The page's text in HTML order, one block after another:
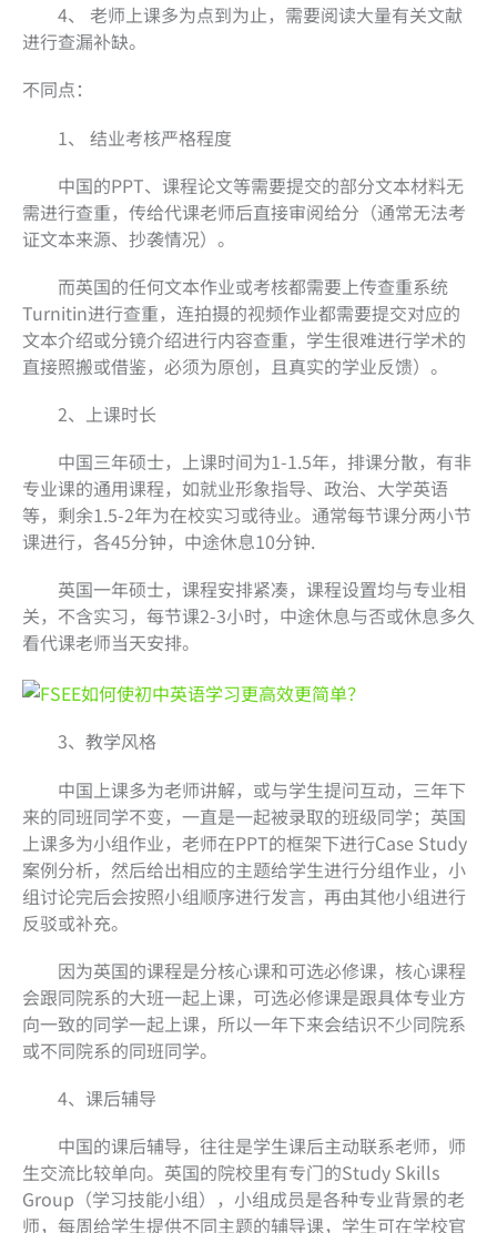
4、 老师上课多为点到为止，需要阅读大量有关文献
进行查漏补缺。
不同点：
1、 结业考核严格程度
中国的PPT、课程论文等需要提交的部分文本材料无
需进行查重，传给代课老师后直接审阅给分（通常无法考
证文本来源、抄袭情况）。
而英国的任何文本作业或考核都需要上传查重系统
Turnitin进行查重，连拍摄的视频作业都需要提交对应的
文本介绍或分镜介绍进行内容查重，学生很难进行学术的
直接照搬或借鉴，必须为原创，且真实的学业反馈）。
2、上课时长
中国三年硕士，上课时间为1-1.5年，排课分散，有非
专业课的通用课程，如就业形象指导、政治、大学英语
等，剩余1.5-2年为在校实习或待业。通常每节课分两小节
课进行，各45分钟，中途休息10分钟.
英国一年硕士，课程安排紧凑，课程设置均与专业相
关，不含实习，每节课2-3小时，中途休息与否或休息多久
看代课老师当天安排。
3、教学风格
中国上课多为老师讲解，或与学生提问互动，三年下
来的同班同学不变，一直是一起被录取的班级同学；英国
上课多为小组作业，老师在PPT的框架下进行Case Study
案例分析，然后给出相应的主题给学生进行分组作业，小
组讨论完后会按照小组顺序进行发言，再由其他小组进行
反驳或补充。
因为英国的课程是分核心课和可选必修课，核心课程
会跟同院系的大班一起上课，可选必修课是跟具体专业方
向一致的同学一起上课，所以一年下来会结识不少同院系
或不同院系的同班同学。
4、课后辅导
中国的课后辅导，往往是学生课后主动联系老师，师
生交流比较单向。英国的院校里有专门的Study Skills
Group（学习技能小组），小组成员是各种专业背景的老
师，每周给学生提供不同主题的辅导课，学生可在学校官